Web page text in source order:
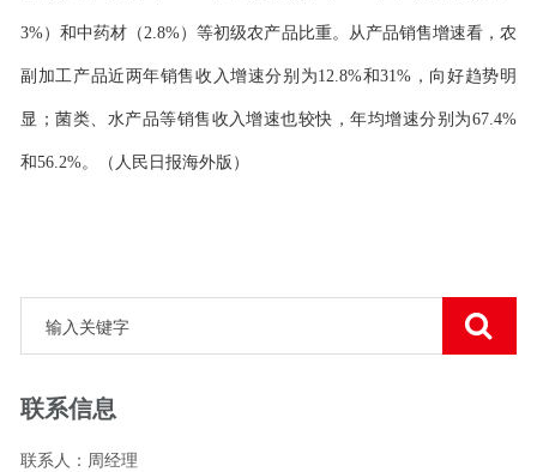
3%）和中药材（2.8%）等初级农产品比重。从产品销售增速看，农
副加工产品近两年销售收入增速分别为12.8%和31%，向好趋势明
显；菌类、水产品等销售收入增速也较快，年均增速分别为67.4%
和56.2%。（人民日报海外版）
联系信息
联系人：周经理